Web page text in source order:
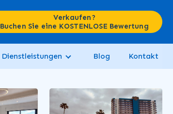
Verkaufen?
Buchen Sie eine KOSTENLOSE Bewertung
Dienstleistungen Blog Kontakt